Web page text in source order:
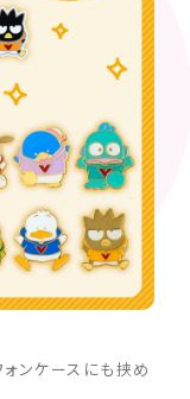
ォンケースにも挟め